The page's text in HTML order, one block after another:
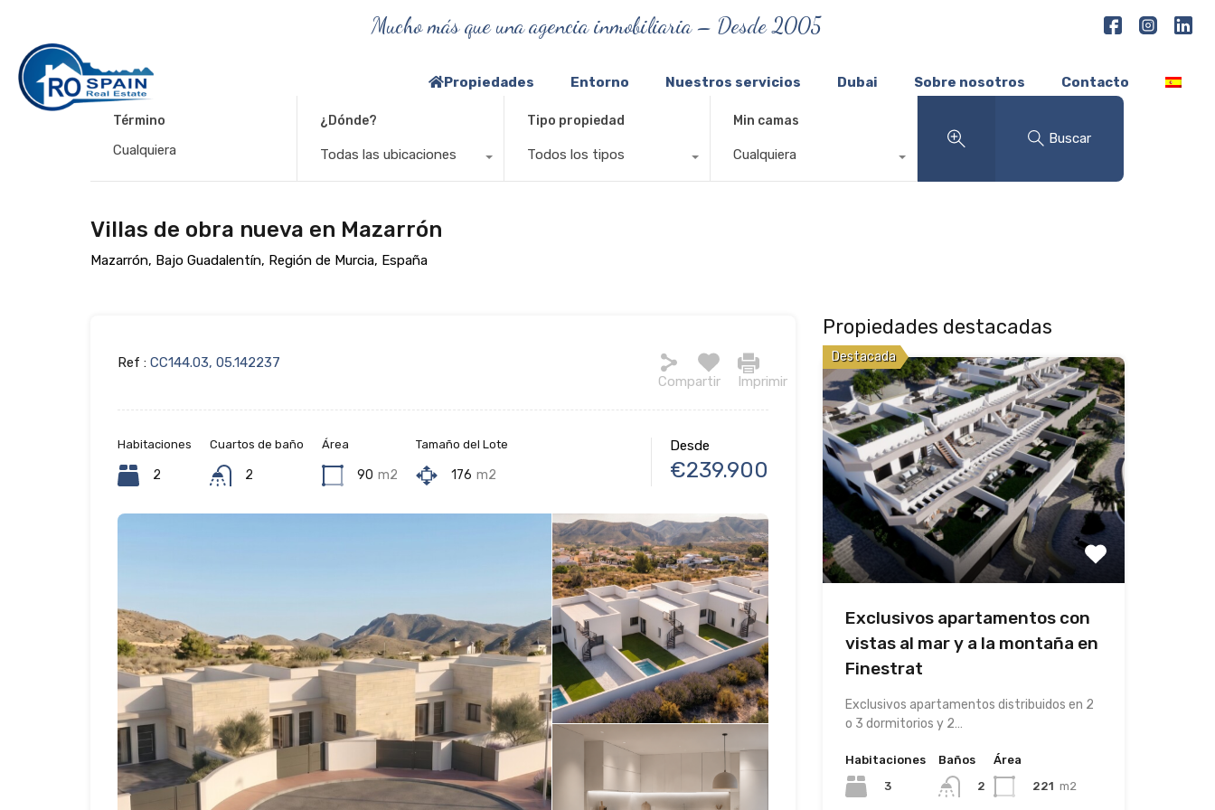
Mucho más que una agencia inmobiliaria – Desde 2005
Propiedades Entorno Nuestros servicios Dubai Sobre nosotros Contacto
Término ¿Dónde?
Todas las ubicaciones
Tipo propiedad
Todos los tipos
Min camas
Cualquiera
Buscar
Villas de obra nueva en Mazarrón
Mazarrón, Bajo Guadalentín, Región de Murcia, España
Ref : CC144.03, 05.142237
Compartir
Imprimir
Desde
€239.900
Habitaciones
2
Cuartos de baño
2
Área
90 m2
Tamaño del Lote
176 m2
Propiedades destacadas
Destacada
Exclusivos apartamentos con
vistas al mar y a la montaña en
Finestrat
Exclusivos apartamentos distribuidos en 2
o 3 dormitorios y 2…
Habitaciones
3
Baños
2
Área
221 m2